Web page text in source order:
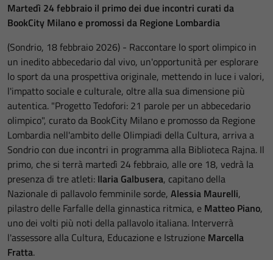
Martedì 24 febbraio il primo dei due incontri curati da
BookCity Milano e promossi da Regione Lombardia
(Sondrio, 18 febbraio 2026) - Raccontare lo sport olimpico in
un inedito abbecedario dal vivo, un'opportunità per esplorare
lo sport da una prospettiva originale, mettendo in luce i valori,
l'impatto sociale e culturale, oltre alla sua dimensione più
autentica. "Progetto Tedofori: 21 parole per un abbecedario
olimpico", curato da BookCity Milano e promosso da Regione
Lombardia nell'ambito delle Olimpiadi della Cultura, arriva a
Sondrio con due incontri in programma alla Biblioteca Rajna. Il
primo, che si terrà martedì 24 febbraio, alle ore 18, vedrà la
presenza di tre atleti: Ilaria Galbusera, capitano della
Nazionale di pallavolo femminile sorde, Alessia Maurelli,
pilastro delle Farfalle della ginnastica ritmica, e Matteo Piano,
uno dei volti più noti della pallavolo italiana. Interverrà
l'assessore alla Cultura, Educazione e Istruzione Marcella
Fratta.